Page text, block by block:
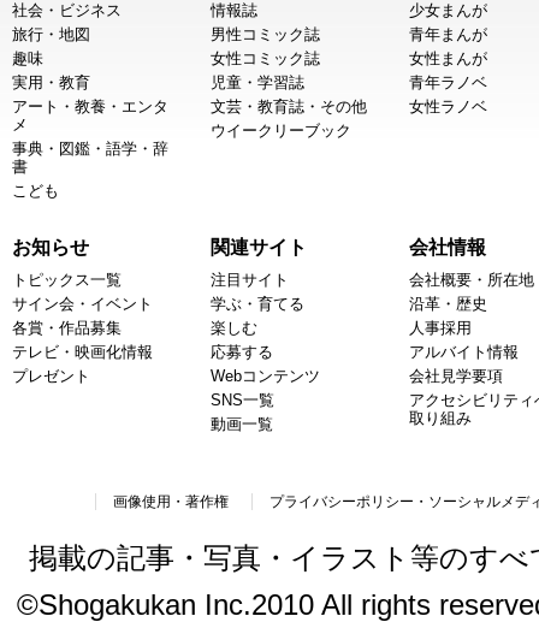
社会・ビジネス
旅行・地図
趣味
実用・教育
アート・教養・エンタ
メ
事典・図鑑・語学・辞
書
こども
情報誌
男性コミック誌
女性コミック誌
児童・学習誌
文芸・教育誌・その他
ウイークリーブック
少女まんが
青年まんが
女性まんが
青年ラノベ
女性ラノベ
お知らせ
トピックス一覧
サイン会・イベント
各賞・作品募集
テレビ・映画化情報
プレゼント
関連サイト
注目サイト
学ぶ・育てる
楽しむ
応募する
Webコンテンツ
SNS一覧
動画一覧
会社情報
会社概要・所在地
沿革・歴史
人事採用
アルバイト情報
会社見学要項
アクセシビリティ
取り組み
画像使用・著作権 プライバシーポリシー・ソーシャルメデ
掲載の記事・写真・イラスト等のす
©Shogakukan Inc.2010 All rights